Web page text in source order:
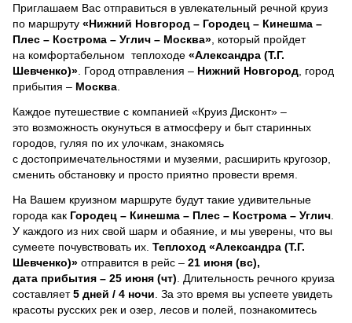
Приглашаем Вас отправиться в увлекательный речной круиз
по маршруту «Нижний Новгород – Городец – Кинешма –
Плес – Кострома – Углич – Москва» , который пройдет
на комфортабельном теплоходе «Александра (Т.Г.
Шевченко)» . Город отправления – Нижний Новгород , город
прибытия – Москва
Каждое путешествие с компанией «Круиз Дисконт» –
это возможность окунуться в атмосферу и быт старинных
городов, гуляя по их улочкам, знакомясь
с достопримечательностями и музеями, расширить кругозор,
сменить обстановку и просто приятно провести время.
На Вашем круизном маршруте будут такие удивительные
города как Городец – Кинешма – Плес – Кострома – Углич
У каждого из них свой шарм и обаяние, и мы уверены, что вы
сумеете почувствовать их. Теплоход «Александра (Т.Г.
Шевченко)» отправится в рейс – 21 июня (вс),
дата прибытия – 25 июня (чт) . Длительность речного круиза
составляет5 дней / 4 ночи За это время вы успеете увидеть
красоты русских рек и озер, лесов и полей, познакомитесь